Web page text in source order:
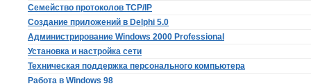
Семейство протоколов TCP/IP
Создание приложений в Delphi 5.0
Администрирование Windows 2000 Professional
Установка и настройка сети
Техническая поддержка персонального компьютера
Работа в Windows 98